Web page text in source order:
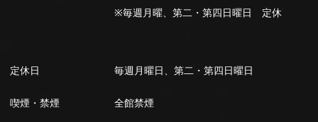
※毎週月曜、第二・第四日曜日 定休
定休日 毎週月曜日、第二・第四日曜日
喫煙・禁煙 全館禁煙